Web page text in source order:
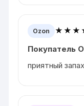
Ozon
Покупатель
приятный